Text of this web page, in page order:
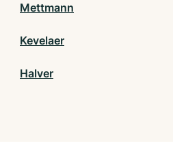
Mettmann
Kevelaer
Halver